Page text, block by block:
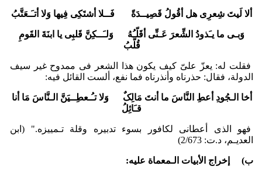
ألا لَیتَ شِعرِی هل أقُولُ قَصِیــدَةً فَــلا أشتَکِی فِیها وَلا أتـَـعَتَّبُ‏
وَبـی ما یـَذودُ الشِّعرَ عَـنِّی أقَلّـُهُ وَلـَــکِنَّ قَلبِی یا ابنَةَ القَومِ
قُلَّبُ
فقلت له: یعزّ علیّ کیف یکون هذا الشعر فی ممدوح غیر سیف
الدولة، فقال: حذرناه وأنذرناه فما نفع، ألست القائل فیه:
أخا الـجُودِ أعطِ النَّاسَ ما أنتَ مَالِکٌ وَلا تـُـعطِــیَنَّ الـنَّاسَ مَا أنا
قـَائِلُ
فهو الذی أعطانی لکافور بسوء تدبیره وقلة تـمییزه." (ابن
العدیـم، د.ت: ‏2/673)
‌ب) إخراج الأبیات الـمعماة علیه: